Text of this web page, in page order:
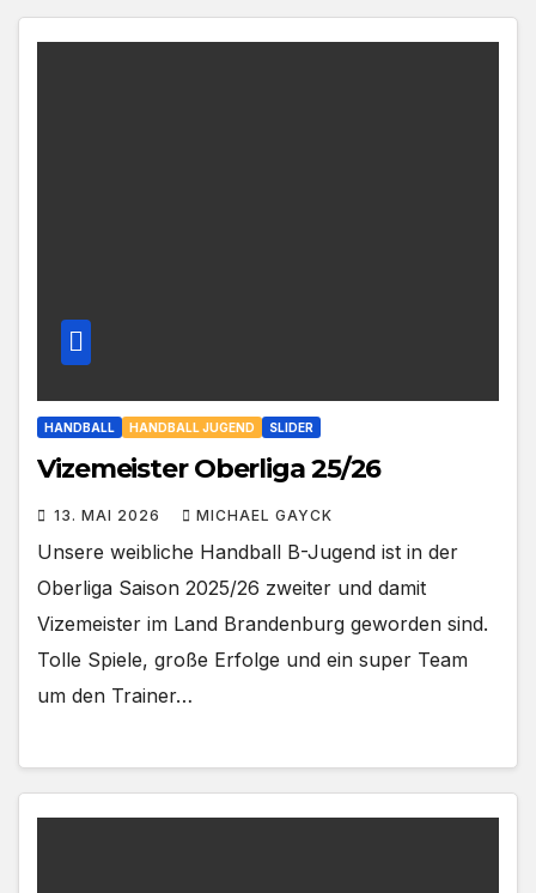
HANDBALL HANDBALL JUGEND SLIDER
Vizemeister Oberliga 25/26
13. MAI 2026 MICHAEL GAYCK
Unsere weibliche Handball B-Jugend ist in der
Oberliga Saison 2025/26 zweiter und damit
Vizemeister im Land Brandenburg geworden sind.
Tolle Spiele, große Erfolge und ein super Team
um den Trainer…